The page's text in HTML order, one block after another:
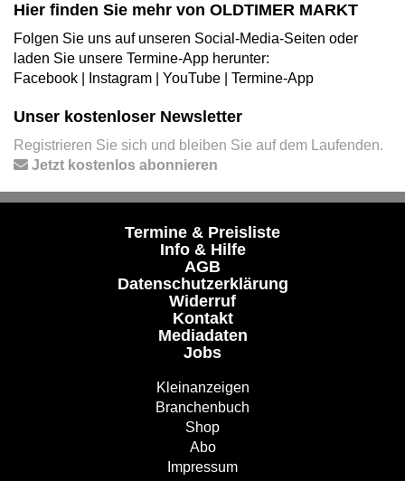
Hier finden Sie mehr von OLDTIMER MARKT
Folgen Sie uns auf unseren Social-Media-Seiten oder
laden Sie unsere Termine-App herunter:
Facebook
Instagram YouTube Termine-App
Unser kostenloser Newsletter
Registrieren Sie sich und bleiben Sie auf dem Laufenden.
Jetzt kostenlos abonnieren
Termine & Preisliste
Info & Hilfe
AGB
Datenschutzerklärung
Widerruf
Kontakt
Mediadaten
Jobs
Kleinanzeigen
Branchenbuch
Shop
Abo
Impressum